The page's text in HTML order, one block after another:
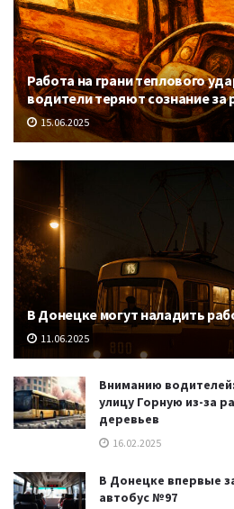
Работа на грани теплового
водители теряют сознание за
15.06.2025
В Донецке могут наладить
11.06.2025
Вниманию
улицу Горную из-за
деревьев
16.02.2025
В Донецке впервые
автобус №97